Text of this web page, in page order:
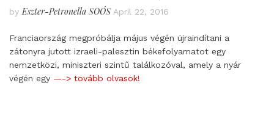
by Eszter-Petronella SOÓS April 22, 2016
Franciaország megpróbálja május végén újraindítani a
zátonyra jutott izraeli-palesztin békefolyamatot egy
nemzetközi, miniszteri szintű találkozóval, amely a nyár
végén egy —-> tovább olvasok!